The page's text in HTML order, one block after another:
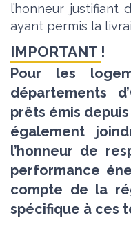
l’honneur justifiant
ayant permis la
Pour les
départements
prêts émis
également
l’honneur de
performance
compte de la
spécifique à ces